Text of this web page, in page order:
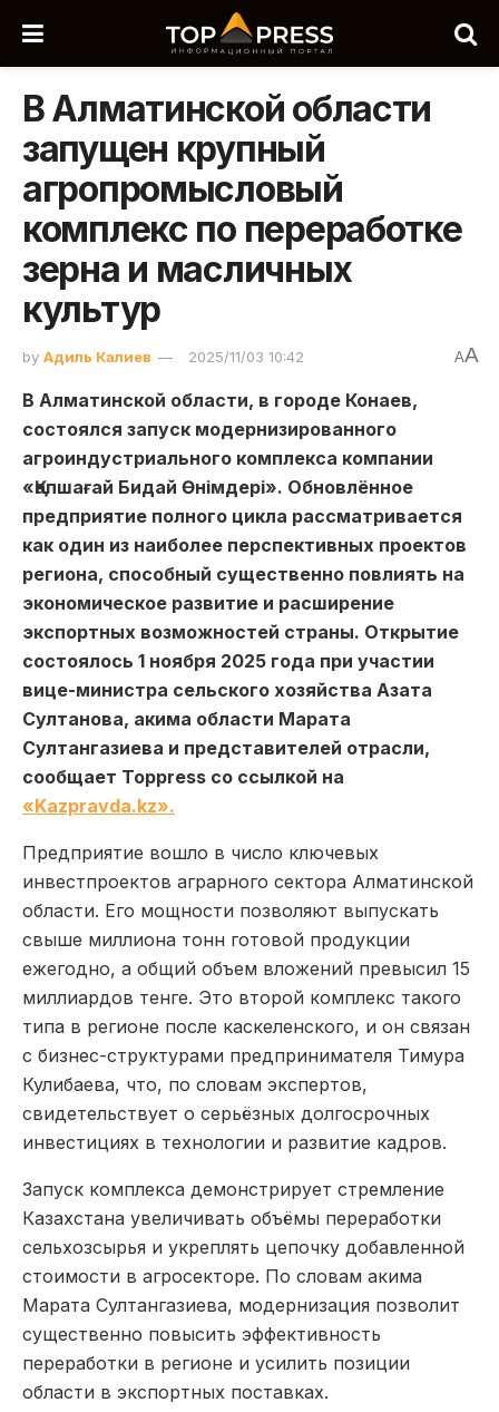
В Алматинской области
запущен крупный
агропромысловый
комплекс по переработке
зерна и масличных
культур
by Адиль Калиев 2025/11/03 10:42 AA
В Алматинской области, в городе Конаев,
состоялся запуск модернизированного
агроиндустриального комплекса компании
«Қапшағай Бидай Өнімдері». Обновлённое
предприятие полного цикла рассматривается
как один из наиболее перспективных проектов
региона, способный существенно повлиять на
экономическое развитие и расширение
экспортных возможностей страны. Открытие
состоялось 1 ноября 2025 года при участии
вице-министра сельского хозяйства Азата
Султанова, акима области Марата
Султангазиева и представителей отрасли,
сообщает Toppress со ссылкой на
«Kazpravda.kz».
Предприятие вошло в число ключевых
инвестпроектов аграрного сектора Алматинской
области. Его мощности позволяют выпускать
свыше миллиона тонн готовой продукции
ежегодно, а общий объем вложений превысил 15
миллиардов тенге. Это второй комплекс такого
типа в регионе после каскеленского, и он связан
с бизнес-структурами предпринимателя Тимура
Кулибаева, что, по словам экспертов,
свидетельствует о серьёзных долгосрочных
инвестициях в технологии и развитие кадров.
Запуск комплекса демонстрирует стремление
Казахстана увеличивать объёмы переработки
сельхозсырья и укреплять цепочку добавленной
стоимости в агросекторе. По словам акима
Марата Султангазиева, модернизация позволит
существенно повысить эффективность
переработки в регионе и усилить позиции
области в экспортных поставках.